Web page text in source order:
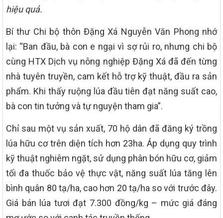
hiệu quả.
Bí thư Chi bộ thôn Đặng Xá Nguyễn Văn Phong nhớ
lại: “Ban đầu, bà con e ngại vì sợ rủi ro, nhưng chi bộ
cùng HTX Dịch vụ nông nghiệp Đặng Xá đã đến từng
nhà tuyên truyền, cam kết hỗ trợ kỹ thuật, đầu ra sản
phẩm. Khi thấy ruộng lúa đầu tiên đạt năng suất cao,
bà con tin tưởng và tự nguyện tham gia”.
Chỉ sau một vụ sản xuất, 70 hộ dân đã đăng ký trồng
lúa hữu cơ trên diện tích hơn 23ha. Áp dụng quy trình
kỹ thuật nghiêm ngặt, sử dụng phân bón hữu cơ, giảm
tối đa thuốc bảo vệ thực vật, năng suất lúa tăng lên
bình quân 80 tạ/ha, cao hơn 20 tạ/ha so với trước đây.
Giá bán lúa tươi đạt 7.300 đồng/kg – mức giá đáng